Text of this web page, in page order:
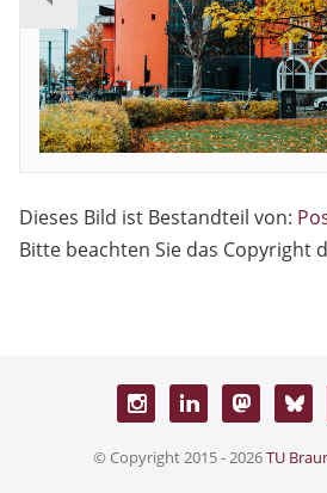
Dieses Bild ist Bestandteil von:
Bitte beachten Sie das Copyright
© Copyright 2015 - 2026TU